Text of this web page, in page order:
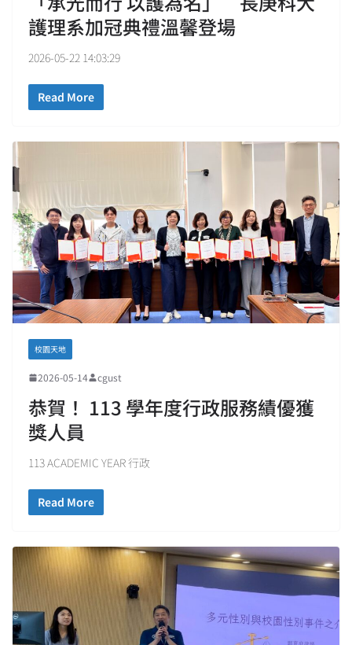
護理系加冠典禮溫馨登場
2026-05-22 14:03:29
Read More
校園天地
2026-05-14 cgust
恭賀！ 113 學年度行政服務績優獲
獎人員
113 ACADEMIC YEAR 行政
Read More